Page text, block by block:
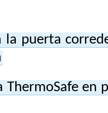
la puerta
ThermoSafe en